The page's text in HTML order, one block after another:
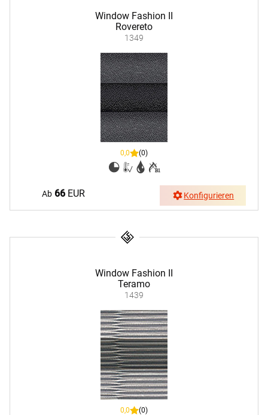
Window Fashion II
Rovereto
1349
0,0 (0)
Ab 66EUR Konfigurieren
Window Fashion II
Teramo
1439
0,0 (0)